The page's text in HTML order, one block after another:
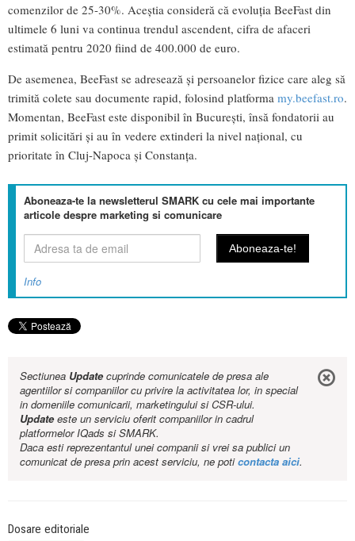
comenzilor de 25-30%. Aceștia consideră că evoluția BeeFast din
ultimele 6 luni va continua trendul ascendent, cifra de afaceri
estimată pentru 2020 fiind de 400.000 de euro.
De asemenea, BeeFast se adresează și persoanelor fizice care aleg să
trimită colete sau documente rapid, folosind platforma my.beefast.ro.
Momentan, BeeFast este disponibil în București, însă fondatorii au
primit solicitări și au în vedere extinderi la nivel național, cu
prioritate în Cluj-Napoca și Constanța.
Aboneaza-te la newsletterul SMARK cu cele mai importante
articole despre marketing si comunicare
Info
Sectiunea Updatecuprinde comunicatele de presa ale
agentiilor si companiilor cu privire la activitatea lor, in special
in domeniile comunicarii, marketingului si CSR-ului.
Updateeste un serviciu oferit companiilor in cadrul
platformelor IQads si SMARK.
Daca esti reprezentantul unei companii si vrei sa publici un
comunicat de presa prin acest serviciu, ne poticontacta aici.
Dosare editoriale